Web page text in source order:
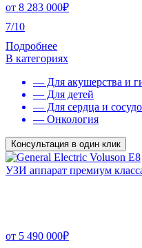
от 8 283 000₽
7/10
Подробнее
В категориях
— Для акушерства и
— Для детей
— Для сердца и
— Онкология
Консультация в один клик
УЗИ аппарат премиум
от 5 490 000₽